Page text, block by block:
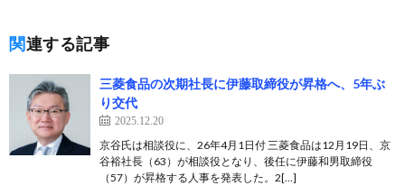
関連する記事
三菱食品の次期社長に伊藤取締役が昇格へ、5年ぶ
り交代
2025.12.20
京谷氏は相談役に、26年4月1日付 三菱食品は12月19日、京
谷裕社長（63）が相談役となり、後任に伊藤和男取締役
（57）が昇格する人事を発表した。2[…]